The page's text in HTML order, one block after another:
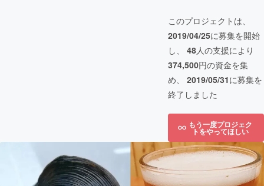
このプロジェクトは、
2019/04/25に募集を開始
し、 48人の支援により
374,500円の資金を集
め、 2019/05/31に募集を
終了しました
もう一度プロジェク
トをやってほしい